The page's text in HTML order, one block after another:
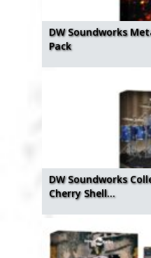
DW Soundworks
Pack
DW Soundworks
Cherry Shell…